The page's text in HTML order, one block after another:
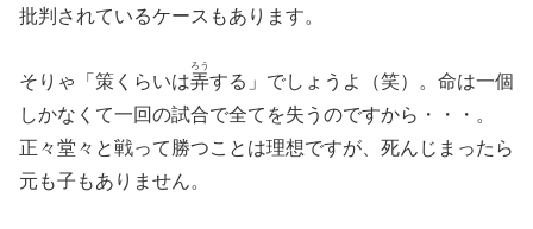
批判されているケースもあります。
そりゃ「策くらいは弄
ろう
する」でしょうよ（笑）。命は一個
しかなくて一回の試合で全てを失うのですから・・・。
正々堂々と戦って勝つことは理想ですが、死んじまったら
元も子もありません。